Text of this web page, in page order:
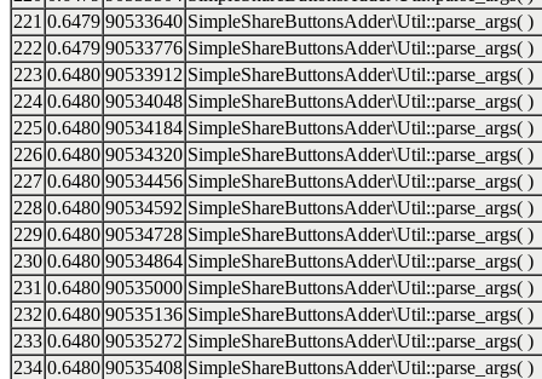
221 0.6479 90533640 SimpleShareButtonsAdder\Util::parse_args( )
222 0.6479 90533776 SimpleShareButtonsAdder\Util::parse_args( )
223 0.6480 90533912 SimpleShareButtonsAdder\Util::parse_args( )
224 0.6480 90534048 SimpleShareButtonsAdder\Util::parse_args( )
225 0.6480 90534184 SimpleShareButtonsAdder\Util::parse_args( )
226 0.6480 90534320 SimpleShareButtonsAdder\Util::parse_args( )
227 0.6480 90534456 SimpleShareButtonsAdder\Util::parse_args( )
228 0.6480 90534592 SimpleShareButtonsAdder\Util::parse_args( )
229 0.6480 90534728 SimpleShareButtonsAdder\Util::parse_args( )
230 0.6480 90534864 SimpleShareButtonsAdder\Util::parse_args( )
231 0.6480 90535000 SimpleShareButtonsAdder\Util::parse_args( )
232 0.6480 90535136 SimpleShareButtonsAdder\Util::parse_args( )
233 0.6480 90535272 SimpleShareButtonsAdder\Util::parse_args( )
234 0.6480 90535408 SimpleShareButtonsAdder\Util::parse_args( )